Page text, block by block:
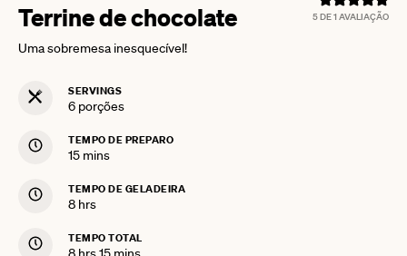
5DE 1 AVALIAÇÃO
Terrine de chocolate
Uma sobremesa inesquecível!
SERVINGS
6 porções
TEMPO DE PREPARO
15minutes
mins
TEMPO DE GELADEIRA
8hours
hrs
TEMPO TOTAL
hoursminutes